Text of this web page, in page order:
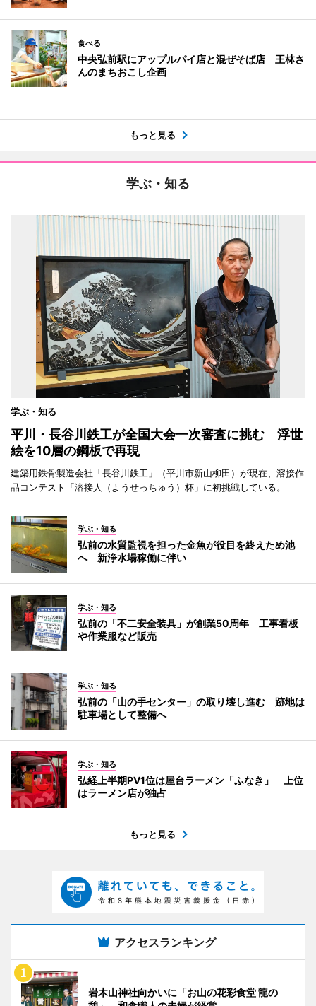
食べる
中央弘前駅にアップルパイ店と混ぜそば店 王林さ
んのまちおこし企画
もっと見る
学ぶ・知る
学ぶ・知る
平川・長谷川鉄工が全国大会一次審査に挑む 浮世
絵を10層の鋼板で再現
建築用鉄骨製造会社「長谷川鉄工」（平川市新山柳田）が現在、溶接作
品コンテスト「溶接人（ようせっちゅう）杯」に初挑戦している。
学ぶ・知る
弘前の水質監視を担った金魚が役目を終えため池
へ 新浄水場稼働に伴い
学ぶ・知る
弘前の「不二安全装具」が創業50周年 工事看板
や作業服など販売
学ぶ・知る
弘前の「山の手センター」の取り壊し進む 跡地は
駐車場として整備へ
学ぶ・知る
弘経上半期PV1位は屋台ラーメン「ふなき」 上位
はラーメン店が独占
もっと見る
アクセスランキング
岩木山神社向かいに「お山の花彩食堂 龍の